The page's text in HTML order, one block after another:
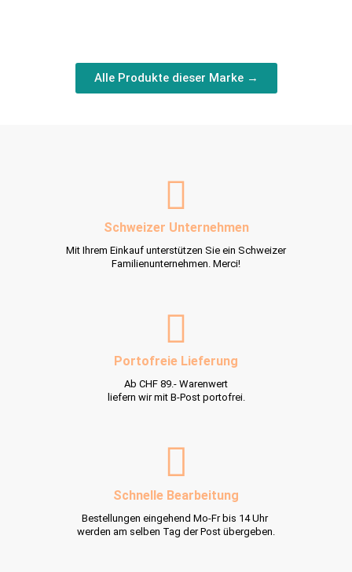
Alle Produkte dieser Marke →
Schweizer Unternehmen
Mit Ihrem Einkauf unterstützen Sie ein Schweizer
Familienunternehmen. Merci!
Portofreie Lieferung
Ab CHF 89.- Warenwert
liefern wir mit B-Post portofrei.
Schnelle Bearbeitung
Bestellungen eingehend Mo-Fr bis 14 Uhr
werden am selben Tag der Post übergeben.